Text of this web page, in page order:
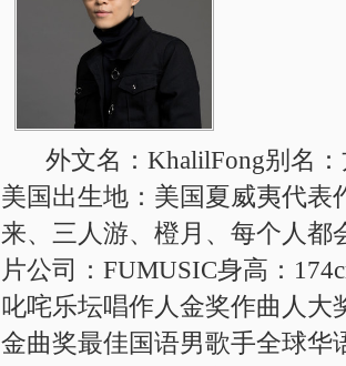
外文名：KhalilFong别名
美国出生地：美国夏威夷代
来、三人游、橙月、每个人都
片公司：FUMUSIC身高：
叱咤乐坛唱作人金奖作曲人大
金曲奖最佳国语男歌手全球华